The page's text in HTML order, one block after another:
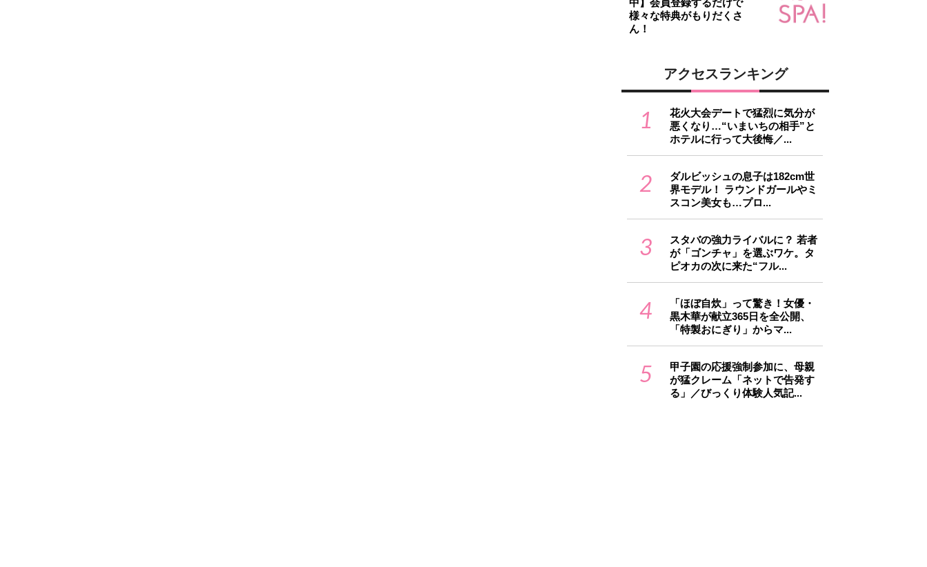
様々な特典がもりだくさ
ん！
アクセスランキング
1
花火大会デートで猛烈に気分が
悪くなり…“いまいちの相手”と
ホテルに行って大後悔／...
2
ダルビッシュの息子は182cm世
界モデル！ ラウンドガールやミ
スコン美女も…プロ...
3
スタバの強力ライバルに？ 若者
が「ゴンチャ」を選ぶワケ。タ
ピオカの次に来た“フル...
4
「ほぼ自炊」って驚き！女優・
黒木華が献立365日を全公開、
「特製おにぎり」からマ...
5
甲子園の応援強制参加に、母親
が猛クレーム「ネットで告発す
る」／びっくり体験人気記...